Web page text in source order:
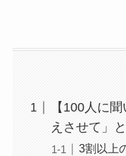
【100人に
えさせて」
3割以上